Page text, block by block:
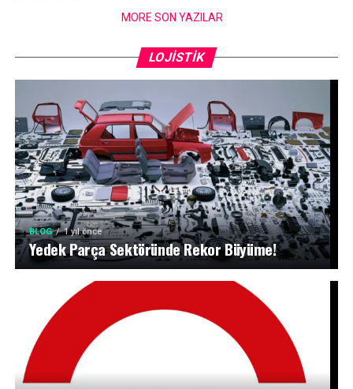
MORE SON YAZILAR
LOJISTIK
BLOG 1 yıl önce
Yedek Parça Sektöründe Rekor Büyüme!